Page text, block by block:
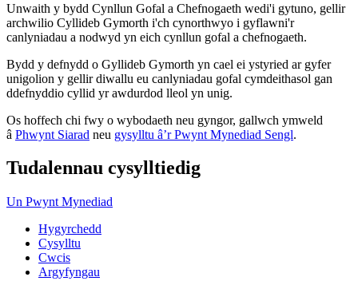
Unwaith y bydd Cynllun Gofal a Chefnogaeth wedi'i gytuno, gellir
archwilio Cyllideb Gymorth i'ch cynorthwyo i gyflawni'r
canlyniadau a nodwyd yn eich cynllun gofal a chefnogaeth.
Bydd y defnydd o Gyllideb Gymorth yn cael ei ystyried ar gyfer
unigolion y gellir diwallu eu canlyniadau gofal cymdeithasol gan
ddefnyddio cyllid yr awdurdod lleol yn unig.
Os hoffech chi fwy o wybodaeth neu gyngor, gallwch ymweld
â Phwynt Siarad neu gysylltu â’r Pwynt Mynediad Sengl.
Tudalennau cysylltiedig
Un Pwynt Mynediad
Hygyrchedd
Cysylltu
Cwcis
Argyfyngau